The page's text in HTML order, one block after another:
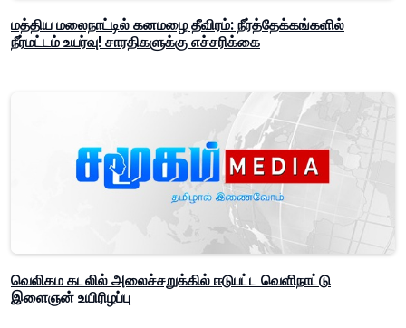
மத்திய மலைநாட்டில் கனமழை தீவிரம்: நீர்த்தேக்கங்களில்
நீர்மட்டம் உயர்வு! சாரதிகளுக்கு எச்சரிக்கை
வெலிகம கடலில் அலைச்சறுக்கில் ஈடுபட்ட வெளிநாட்டு
இளைஞன் உயிரிழப்பு